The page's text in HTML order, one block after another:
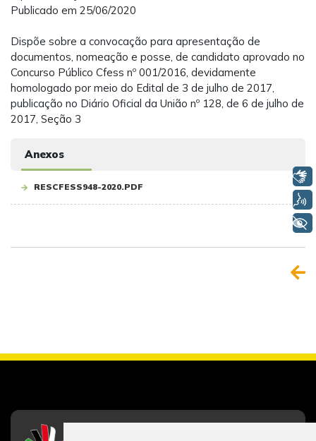
Publicado em 25/06/2020
Dispõe sobre a convocação para apresentação de
documentos, nomeação e posse, de candidato aprovado no
Concurso Público Cfess nº 001/2016, devidamente
homologado por meio do Edital de 3 de julho de 2017,
publicação no Diário Oficial da União nº 128, de 6 de julho de
2017, Seção 3
Anexos
RESCFESS948-2020.PDF